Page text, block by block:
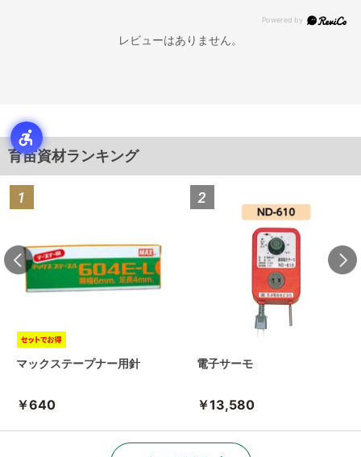
レビューはありません。
育苗資材ランキング
マックステープナー用針
￥640
電子サーモ
￥13,580